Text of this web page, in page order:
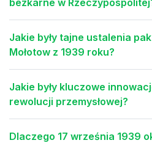
Jakie były tajne ustalenia
Mołotow z 1939 roku?
Jakie były kluczowe
rewolucji przemysłowej?
Dlaczego 17 września 1939